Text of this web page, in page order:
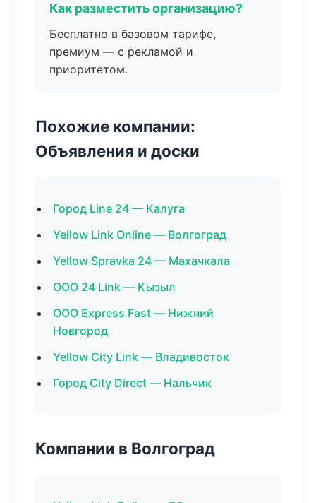
Как разместить организацию?
Бесплатно в базовом тарифе,
премиум — с рекламой и
приоритетом.
Похожие компании:
Объявления и доски
Город Line 24 — Калуга
Yellow Link Online — Волгоград
Yellow Spravka 24 — Махачкала
ООО 24 Link — Кызыл
ООО Express Fast — Нижний
Новгород
Yellow City Link — Владивосток
Город City Direct — Нальчик
Компании в Волгоград